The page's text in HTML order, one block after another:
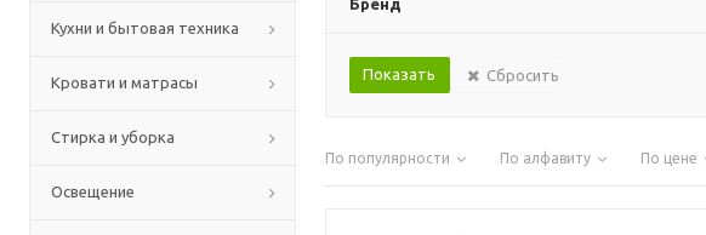
Кухни и бытовая техника
Кровати и матрасы
Стирка и уборка
Освещение
Бренд
Сбросить
По популярности По алфавиту По цене